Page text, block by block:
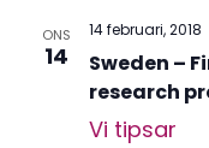
ONS
14
14 februari, 2018
Sweden –
research
Vi tipsar